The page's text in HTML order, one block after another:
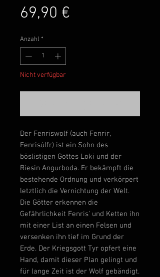
69,90 €
Anzahl *
Nicht verfügbar
Der Fenriswolf (auch Fenrir,
Fenrisúlfr) ist ein Sohn des
böslistigen Gottes Loki und der
Riesin Angurboda. Er bekämpft die
bestehende Ordnung und verkörpert
letztlich die Vernichtung der Welt.
Die Götter erkennen die
Gefährlichkeit Fenris' und Ketten ihn
mit einer List an einen Felsen und
versenken ihn tief im Grund der
Erde. Der Kriegsgott Tyr opfert eine
Hand, damit dieser Plan gelingt und
für lange Zeit ist der Wolf gebändigt.